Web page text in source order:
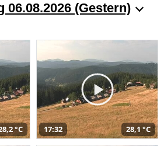
06.08.2026 (Gestern)
°C 17:32 28,1 °C